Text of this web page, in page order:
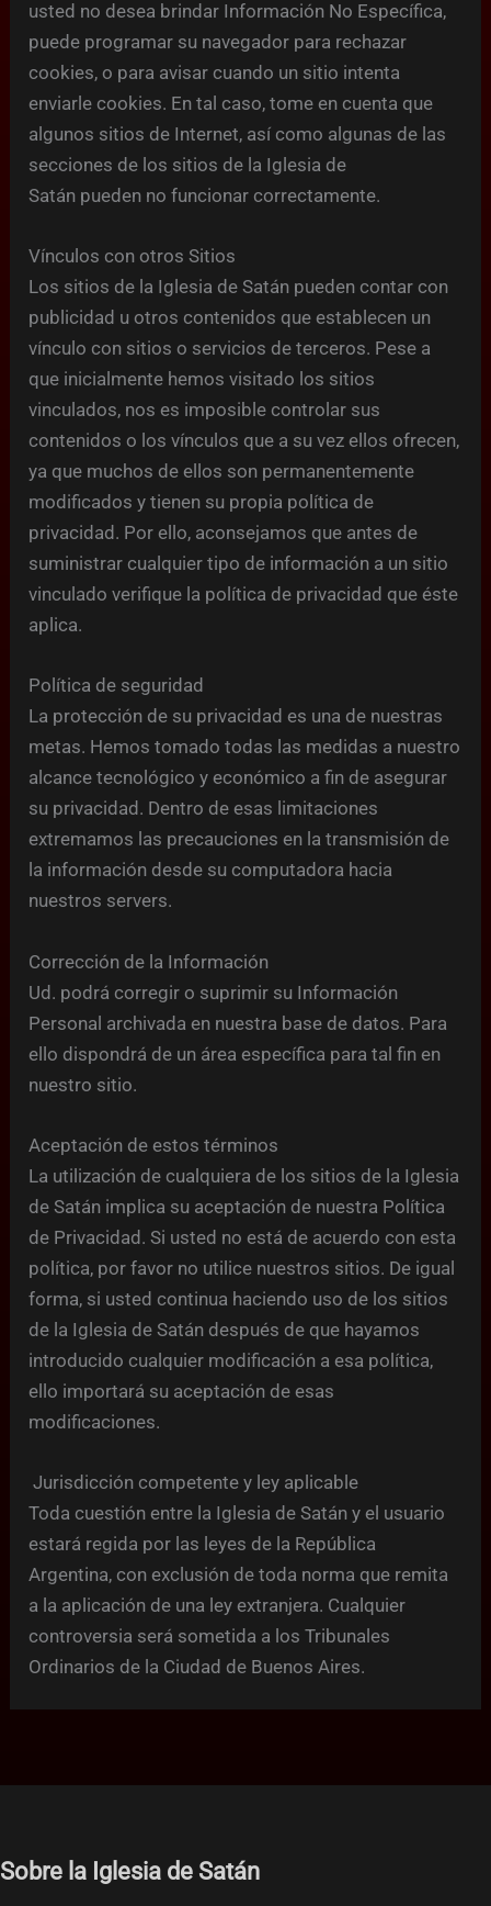
usted no desea brindar Información No Específica,
puede programar su navegador para rechazar
cookies, o para avisar cuando un sitio intenta
enviarle cookies. En tal caso, tome en cuenta que
algunos sitios de Internet, así como algunas de las
secciones de los sitios de la Iglesia de
Satán pueden no funcionar correctamente.
Vínculos con otros Sitios
Los sitios de la Iglesia de Satán pueden contar con
publicidad u otros contenidos que establecen un
vínculo con sitios o servicios de terceros. Pese a
que inicialmente hemos visitado los sitios
vinculados, nos es imposible controlar sus
contenidos o los vínculos que a su vez ellos ofrecen,
ya que muchos de ellos son permanentemente
modificados y tienen su propia política de
privacidad. Por ello, aconsejamos que antes de
suministrar cualquier tipo de información a un sitio
vinculado verifique la política de privacidad que éste
aplica.
Política de seguridad
La protección de su privacidad es una de nuestras
metas. Hemos tomado todas las medidas a nuestro
alcance tecnológico y económico a fin de asegurar
su privacidad. Dentro de esas limitaciones
extremamos las precauciones en la transmisión de
la información desde su computadora hacia
nuestros servers.
Corrección de la Información
Ud. podrá corregir o suprimir su Información
Personal archivada en nuestra base de datos. Para
ello dispondrá de un área específica para tal fin en
nuestro sitio.
Aceptación de estos términos
La utilización de cualquiera de los sitios de la Iglesia
de Satán implica su aceptación de nuestra Política
de Privacidad. Si usted no está de acuerdo con esta
política, por favor no utilice nuestros sitios. De igual
forma, si usted continua haciendo uso de los sitios
de la Iglesia de Satán después de que hayamos
introducido cualquier modificación a esa política,
ello importará su aceptación de esas
modificaciones.
Jurisdicción competente y ley aplicable
Toda cuestión entre la Iglesia de Satán y el usuario
estará regida por las leyes de la República
Argentina, con exclusión de toda norma que remita
a la aplicación de una ley extranjera. Cualquier
controversia será sometida a los Tribunales
Ordinarios de la Ciudad de Buenos Aires.
Sobre la Iglesia de Satán